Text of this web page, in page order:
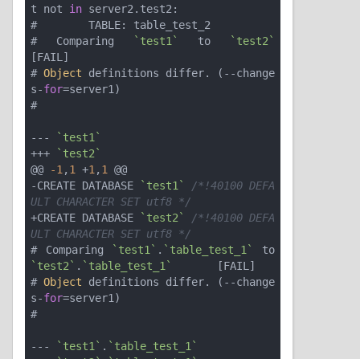
t not in server2.test2:
#        TABLE: table_test_2
# Comparing
`test1` to
`test2`
[FAIL]
# Object definitions differ. (--change
s-for=server1)
#
---
`test1`
+++
`test2`
@@
-1 , 1 +1 , 1
@@
-CREATE DATABASE
`test1`
/*!40100 DEFA
ULT CHARACTER SET utf8 */
+CREATE DATABASE
`test2`
/*!40100 DEFA
ULT CHARACTER SET utf8 */
# Comparing
`test1` . `table_test_1`
`test2` . `table_test_1`
       [FAIL]
# Object definitions differ. (--change
s-for=server1)
#
--- `test1` . `table_test_1`